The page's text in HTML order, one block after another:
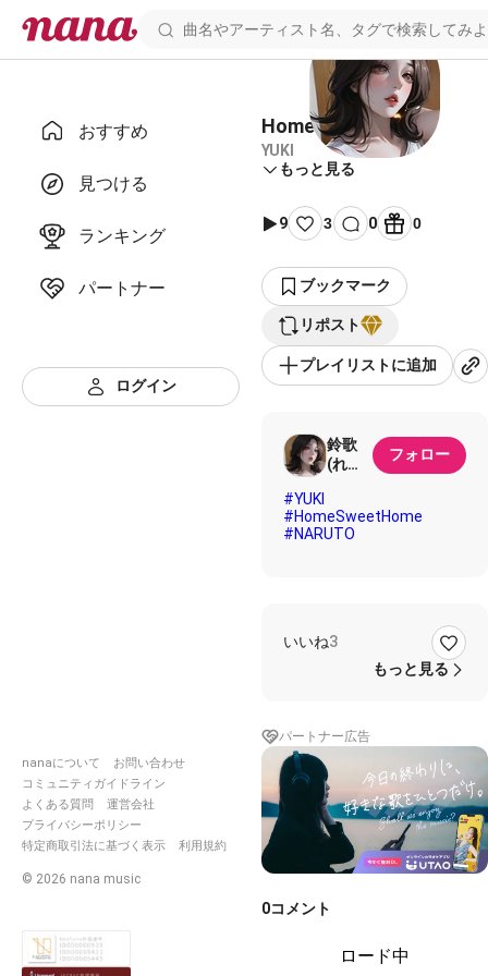
おすすめ
見つける
ランキング
パートナー
ログイン
nanaについて
お問い合わせ
コミュニティガイドライン
よくある質問
運営会社
プライバシーポリシー
特定商取引法に基づく表示
利用規約
© 2026 nana music
Home Sweet Home
YUKI
もっと見る
9 3 0 0
ブックマーク
リポスト
プレイリストに追加
鈴歌
(れい
フォロー
#YUKI
#HomeSweetHome
#NARUTO
いいね3
もっと見る
パートナー広告
0コメント
ロード中